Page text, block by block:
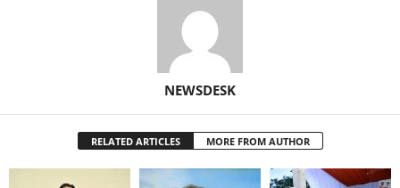
NEWSDESK
RELATED ARTICLES MORE FROM AUTHOR